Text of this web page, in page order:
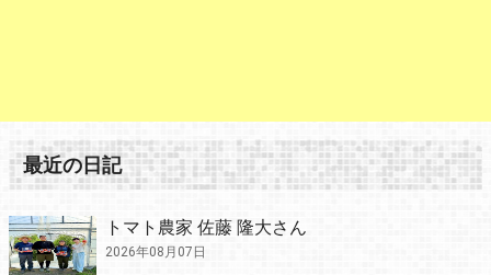
最近の日記
トマト農家 佐藤 隆大さん
2026年08月07日